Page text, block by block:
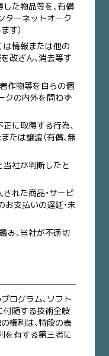
た物品等を、有償
ターネットオーク
す）
情報または他の
改ざん、消去等す
作物等を自らの個
クの内外を問わず
に取得する行為、
たは譲渡（有償、無
社が判断したと
れた商品・サービ
お支払いの遅延・未
み、当社が不適切
ログラム、ソフト
付随する技術全般
権利は、特段の表
を有する第三者に